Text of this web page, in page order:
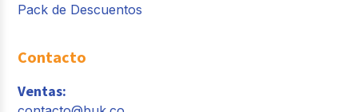
Pack de Descuentos
Contacto
Ventas: